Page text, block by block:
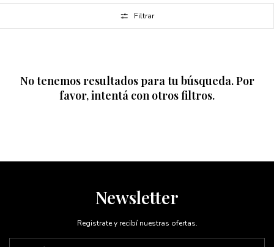
Filtrar
No tenemos resultados para tu búsqueda. Por
favor, intentá con otros filtros.
Newsletter
Registrate y recibí nuestras ofertas.